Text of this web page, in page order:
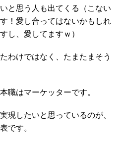
と思う人も出てくる（こない
！愛し合ってはないかもしれ
し、愛してますｗ）
わけではなく、たまたまそう
職はマーケッターです。
現したいと思っているのが、
です。